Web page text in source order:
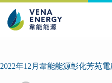
2022年12月韋能能源彰化芳苑電